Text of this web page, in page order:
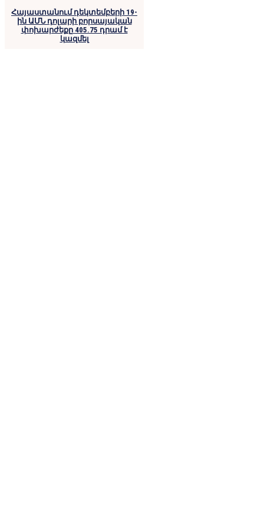
Հայաստանում դեկտեմբերի 19-
ին ԱՄՆ դոլարի բորսայական
փոխարժեքը 405.75 դրամ է
կազմել